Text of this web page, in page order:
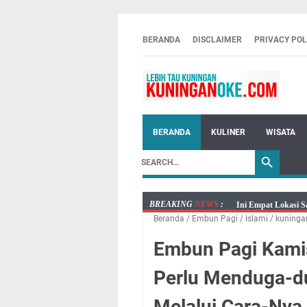
BERANDA DISCLAIMER PRIVACY
BERANDA KULINER WISATA
BREAKING NEWS :
Ini Empat Lokasi
Jumat 7 Agustus
Embun Pagi
Tetap Berjalan
Salat Lima Waktu
Menenangkan, Ini
Beranda / ‌Embun Pagi / Islami /
Embun Pagi
Perlu Menduga-